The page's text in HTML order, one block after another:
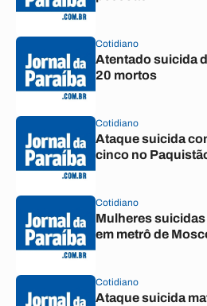
Cotidiano
Atentado suicida
20 mortos
Cotidiano
Ataque suicida
cinco no
Cotidiano
Mulheres
em metrô de
Cotidiano
Ataque suicida